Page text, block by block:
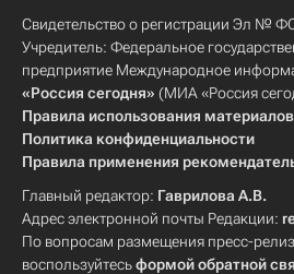
Свидетельство о регистрации Эл №
Учредитель: Федеральное
предприятие Международное
«Россия сегодня» (МИА «Россия
Правила использования материалов
Политика конфиденциальности
Правила применения
Главный редактор: Гаврилова А.В.
Адрес электронной почты Редакции:
По вопросам размещения пресс-
воспользуйтесьформой обратной